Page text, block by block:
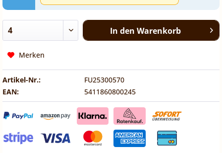
In den Warenkorb
Merken
Artikel-Nr.:
FU25300570
EAN:
5411860800245